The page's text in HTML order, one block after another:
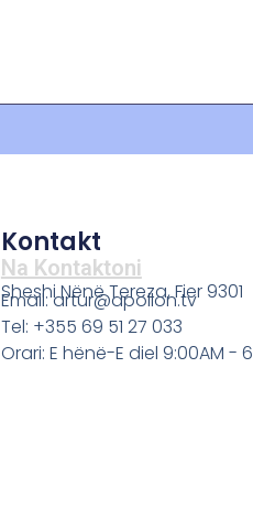
Kontakt
Na Kontaktoni
Sheshi Nënë Tereza, Fier 9301
Email: artur@apollon.tv
Tel: +355 69 51 27 033
Orari: E hënë-E diel 9:00AM -